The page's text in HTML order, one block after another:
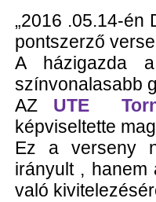
„2016 .05.14-én
pontszerző
A házigazda
színvonalasabb
AZ UTE
képviseltette
Ez a verseny
irányult , hanem
való